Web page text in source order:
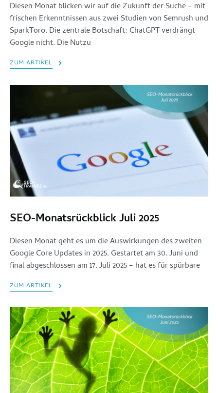
Diesen Monat blicken wir auf die Zukunft der Suche – mit
frischen Erkenntnissen aus zwei Studien von Semrush und
SparkToro. Die zentrale Botschaft: ChatGPT verdrängt
Google nicht. Die Nutzu
ZUM ARTIKEL
SEO-Monatsrückblick Juli 2025
Diesen Monat geht es um die Auswirkungen des zweiten
Google Core Updates in 2025. Gestartet am 30. Juni und
final abgeschlossen am 17. Juli 2025 – hat es für spürbare
ZUM ARTIKEL